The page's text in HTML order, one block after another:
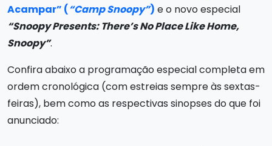
Acampar” (“Camp Snoopy”) e o novo especial
“Snoopy Presents: There’s No Place Like Home,
Snoopy”.
Confira abaixo a programação especial completa em
ordem cronológica (com estreias sempre às sextas-
feiras), bem como as respectivas sinopses do que foi
anunciado: